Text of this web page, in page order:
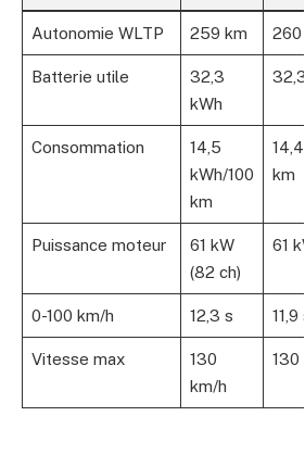
Autonomie WLTP 259 km 260
Batterie utile
32,3
kWh
32,3
Consommation
14,5
kWh/100
km
14,4
km
Puissance moteur
61 kW
(82 ch)
61
0-100 km/h 12,3 s 11,9 s
Vitesse max
130
km/h
130